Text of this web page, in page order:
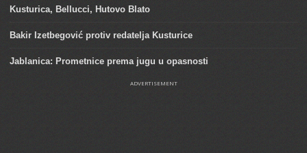
Kusturica, Bellucci, Hutovo Blato
Bakir Izetbegović protiv redatelja Kusturice
Jablanica: Prometnice prema jugu u opasnosti
ADVERTISEMENT